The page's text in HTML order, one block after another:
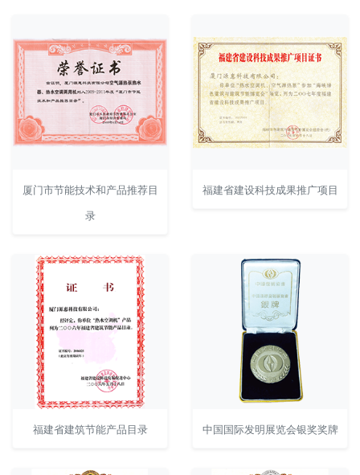
厦门市节能技术和产品推荐目
录
福建省建设科技成果推广项目
福建省建筑节能产品目录 中国国际发明展览会银奖奖牌